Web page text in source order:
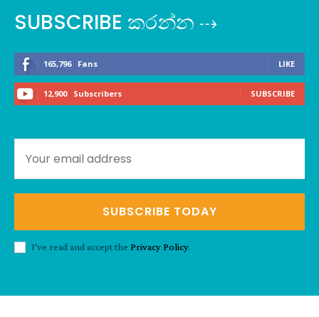
SUBSCRIBE කරන්න ⇢
165,796 Fans LIKE
12,900 Subscribers SUBSCRIBE
SUBSCRIBE TODAY
I've read and accept the Privacy Policy.